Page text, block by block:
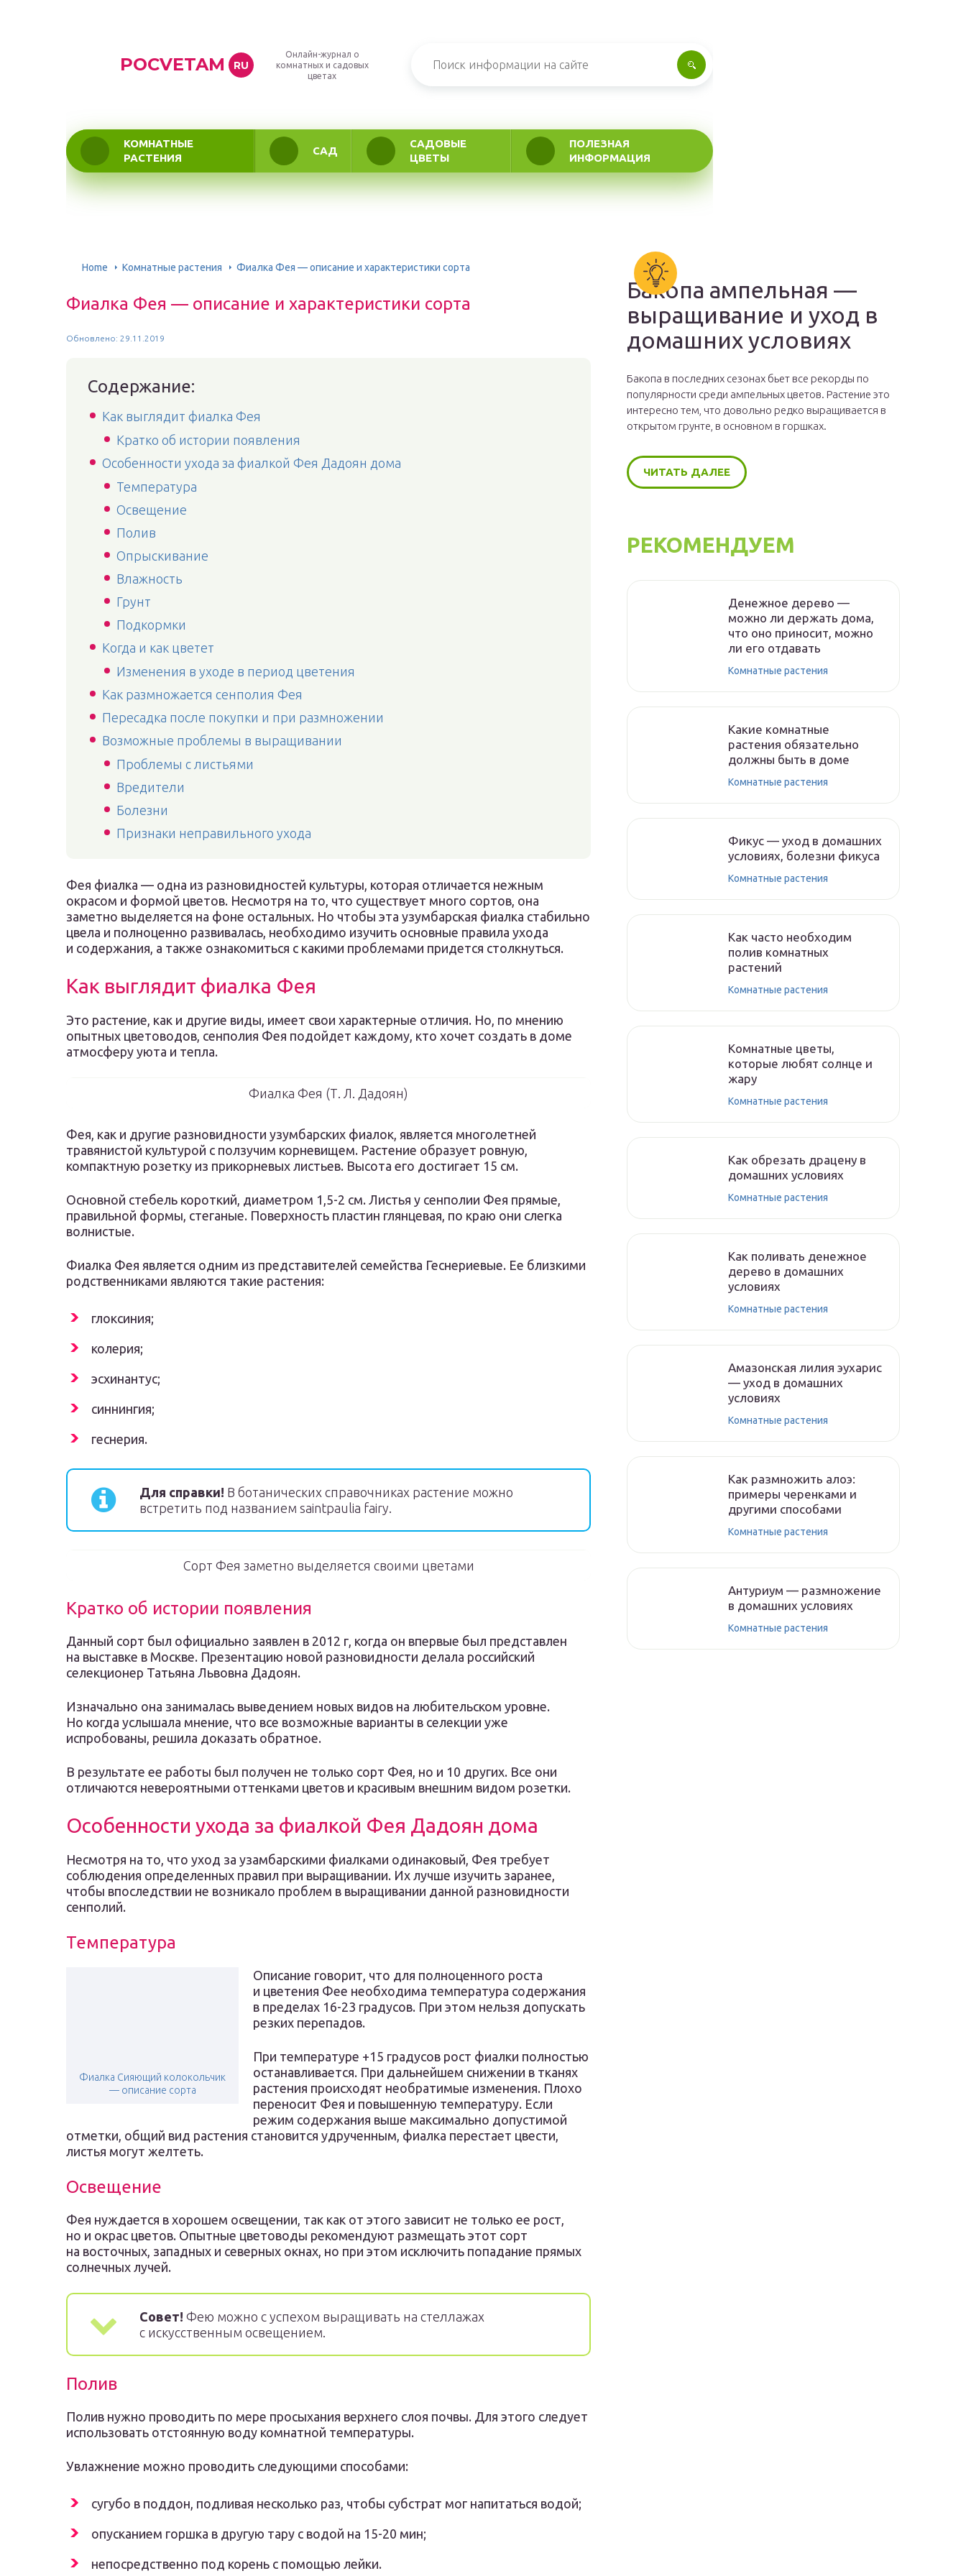
POCVETAM RU
Онлайн-журнал о
комнатных и садовых
цветах
КОМНАТНЫЕ
РАСТЕНИЯ
САД
САДОВЫЕ
ЦВЕТЫ
ПОЛЕЗНАЯ
ИНФОРМАЦИЯ
Home Комнатные растения Фиалка Фея — описание и характеристики сорта
Фиалка Фея — описание и характеристики сорта
Обновлено: 29.11.2019
Содержание:
Как выглядит фиалка Фея
Кратко об истории появления
Особенности ухода за фиалкой Фея Дадоян дома
Температура
Освещение
Полив
Опрыскивание
Влажность
Грунт
Подкормки
Когда и как цветет
Изменения в уходе в период цветения
Как размножается сенполия Фея
Пересадка после покупки и при размножении
Возможные проблемы в выращивании
Проблемы с листьями
Вредители
Болезни
Признаки неправильного ухода
Фея фиалка — одна из разновидностей культуры, которая отличается нежным
окрасом и формой цветов. Несмотря на то, что существует много сортов, она
заметно выделяется на фоне остальных. Но чтобы эта узумбарская фиалка стабильно
цвела и полноценно развивалась, необходимо изучить основные правила ухода
и содержания, а также ознакомиться с какими проблемами придется столкнуться.
Как выглядит фиалка Фея
Это растение, как и другие виды, имеет свои характерные отличия. Но, по мнению
опытных цветоводов, сенполия Фея подойдет каждому, кто хочет создать в доме
атмосферу уюта и тепла.
Фиалка Фея (Т. Л. Дадоян)
Фея, как и другие разновидности узумбарских фиалок, является многолетней
травянистой культурой с ползучим корневищем. Растение образует ровную,
компактную розетку из прикорневых листьев. Высота его достигает 15 см.
Основной стебель короткий, диаметром 1,5-2 см. Листья у сенполии Фея прямые,
правильной формы, стеганые. Поверхность пластин глянцевая, по краю они слегка
волнистые.
Фиалка Фея является одним из представителей семейства Геснериевые. Ее близкими
родственниками являются такие растения:
глоксиния;
колерия;
эсхинантус;
синнингия;
геснерия.
Для справки! В ботанических справочниках растение можно
встретить под названием saintpaulia fairy.
Сорт Фея заметно выделяется своими цветами
Кратко об истории появления
Данный сорт был официально заявлен в 2012 г, когда он впервые был представлен
на выставке в Москве. Презентацию новой разновидности делала российский
селекционер Татьяна Львовна Дадоян.
Изначально она занималась выведением новых видов на любительском уровне.
Но когда услышала мнение, что все возможные варианты в селекции уже
испробованы, решила доказать обратное.
В результате ее работы был получен не только сорт Фея, но и 10 других. Все они
отличаются невероятными оттенками цветов и красивым внешним видом розетки.
Особенности ухода за фиалкой Фея Дадоян дома
Несмотря на то, что уход за узамбарскими фиалками одинаковый, Фея требует
соблюдения определенных правил при выращивании. Их лучше изучить заранее,
чтобы впоследствии не возникало проблем в выращивании данной разновидности
сенполий.
Температура
Фиалка Сияющий колокольчик
— описание сорта
Описание говорит, что для полноценного роста
и цветения Фее необходима температура содержания
в пределах 16-23 градусов. При этом нельзя допускать
резких перепадов.
При температуре +15 градусов рост фиалки полностью
останавливается. При дальнейшем снижении в тканях
растения происходят необратимые изменения. Плохо
переносит Фея и повышенную температуру. Если
режим содержания выше максимально допустимой
отметки, общий вид растения становится удрученным, фиалка перестает цвести,
листья могут желтеть.
Освещение
Фея нуждается в хорошем освещении, так как от этого зависит не только ее рост,
но и окрас цветов. Опытные цветоводы рекомендуют размещать этот сорт
на восточных, западных и северных окнах, но при этом исключить попадание прямых
солнечных лучей.
Совет! Фею можно с успехом выращивать на стеллажах
с искусственным освещением.
Полив
Полив нужно проводить по мере просыхания верхнего слоя почвы. Для этого следует
использовать отстоянную воду комнатной температуры.
Увлажнение можно проводить следующими способами:
сугубо в поддон, подливая несколько раз, чтобы субстрат мог напитаться водой;
опусканием горшка в другую тару с водой на 15-20 мин;
непосредственно под корень с помощью лейки.
Бакопа ампельная —
выращивание и уход в
домашних условиях
Бакопа в последних сезонах бьет все рекорды по
популярности среди ампельных цветов. Растение это
интересно тем, что довольно редко выращивается в
открытом грунте, в основном в горшках.
ЧИТАТЬ ДАЛЕЕ
РЕКОМЕНДУЕМ
Денежное дерево —
можно ли держать дома,
что оно приносит, можно
ли его отдавать
Комнатные растения
Какие комнатные
растения обязательно
должны быть в доме
Комнатные растения
Фикус — уход в домашних
условиях, болезни фикуса
Комнатные растения
Как часто необходим
полив комнатных
растений
Комнатные растения
Комнатные цветы,
которые любят солнце и
жару
Комнатные растения
Как обрезать драцену в
домашних условиях
Комнатные растения
Как поливать денежное
дерево в домашних
условиях
Комнатные растения
Амазонская лилия эухарис
— уход в домашних
условиях
Комнатные растения
Как размножить алоэ:
примеры черенками и
другими способами
Комнатные растения
Антуриум — размножение
в домашних условиях
Комнатные растения